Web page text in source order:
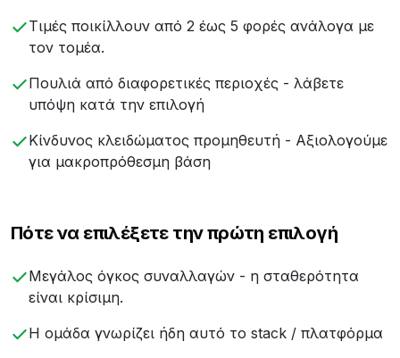
Τιμές ποικίλλουν από 2 έως 5 φορές ανάλογα με
τον τομέα.
Πουλιά από διαφορετικές περιοχές - λάβετε
υπόψη κατά την επιλογή
Κίνδυνος κλειδώματος προμηθευτή - Αξιολογούμε
για μακροπρόθεσμη βάση
Πότε να επιλέξετε την πρώτη επιλογή
Μεγάλος όγκος συναλλαγών - η σταθερότητα
είναι κρίσιμη.
Η ομάδα γνωρίζει ήδη αυτό το stack / πλατφόρμα